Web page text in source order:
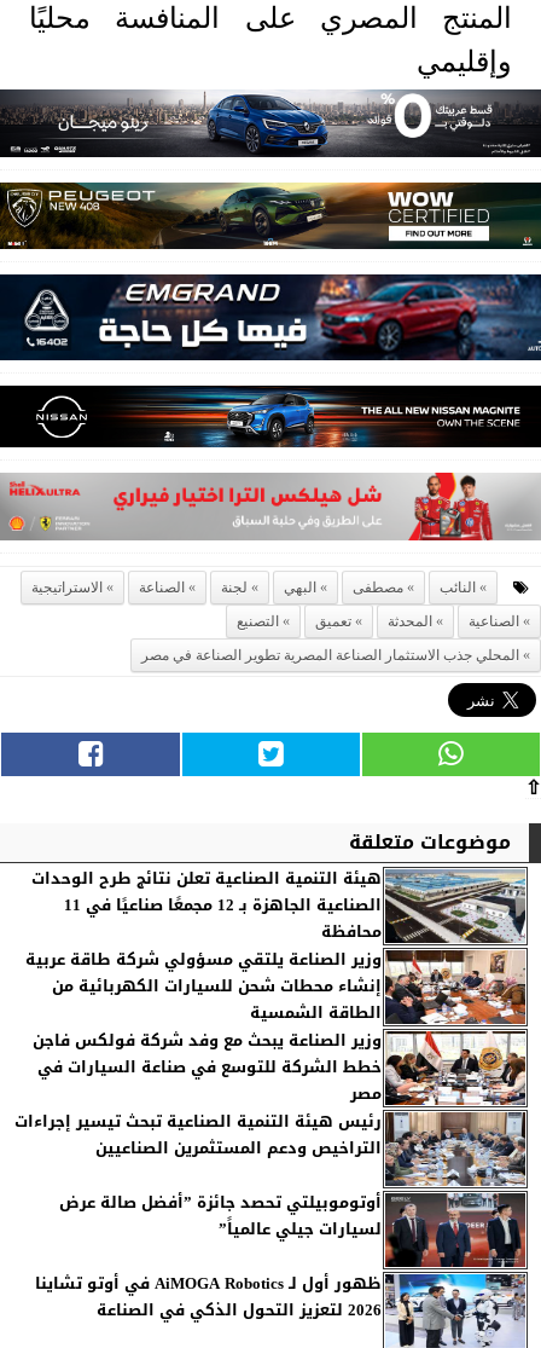
المنتج المصري على المنافسة محليًا
وإقليمي
النائب مصطفى البهي لجنة الصناعة
الاستراتيجية
الصناعية
المحدثة تعميق
التصنيع
المحلي جذب الاستثمار الصناعة المصرية تطوير الصناعة في مصر
⇧
موضوعات متعلقة
هيئة التنمية الصناعية تعلن نتائج طرح الوحدات
الصناعية الجاهزة بـ 12 مجمعًا صناعيًا في 11
محافظة
وزير الصناعة يلتقي مسؤولي شركة طاقة عربية
إنشاء محطات شحن للسيارات الكهربائية من
الطاقة الشمسية
وزير الصناعة يبحث مع وفد شركة فولكس فاجن
خطط الشركة للتوسع في صناعة السيارات في
مصر
رئيس هيئة التنمية الصناعية تبحث تيسير إجراءات
التراخيص ودعم المستثمرين الصناعيين
أوتوموبيلتي تحصد جائزة ”أفضل صالة عرض
لسيارات جيلي عالمياً”
ظهور أول لـ AiMOGA Robotics في أوتو تشاينا
2026 لتعزيز التحول الذكي في الصناعة